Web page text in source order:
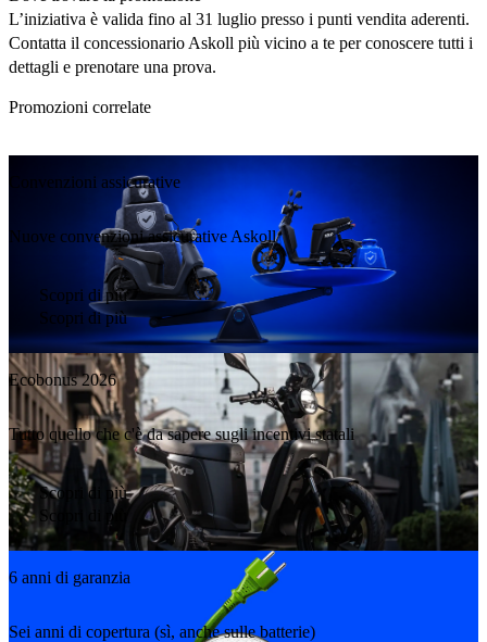
L’iniziativa è valida fino al 31 luglio presso i punti vendita aderenti.
Contatta il concessionario Askoll più vicino a te per conoscere tutti i
dettagli e prenotare una prova.
Promozioni correlate
Convenzioni assicurative
Nuove convenzioni assicurative Askoll
Scopri di più
Scopri di più
Ecobonus 2026
Tutto quello che c'è da sapere sugli incentivi statali
Scopri di più
Scopri di più
6 anni di garanzia
Sei anni di copertura (sì, anche sulle batterie)